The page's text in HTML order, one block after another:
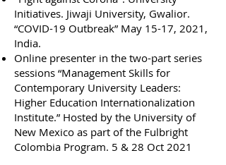
Initiatives. Jiwaji University, Gwalior.
“COVID-19 Outbreak” May 15-17, 2021,
India.
Online presenter in the two-part series
sessions “Management Skills for
Contemporary University Leaders:
Higher Education Internationalization
Institute.” Hosted by the University of
New Mexico as part of the Fulbright
Colombia Program. 5 & 28 Oct 2021